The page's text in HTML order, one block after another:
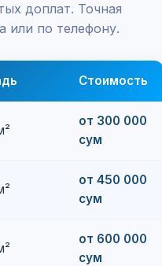
доплат. Точная
или по телефону.
Стоимость
от 300 000
сум
от 450 000
сум
от 600 000
сум